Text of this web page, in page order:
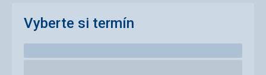
Vyberte si termín